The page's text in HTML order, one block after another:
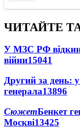
ЧИТАЙТЕ
У МЗС РФ
війни15041
Другий за день:
генерала13896
СюжетБенкет
Москві13425